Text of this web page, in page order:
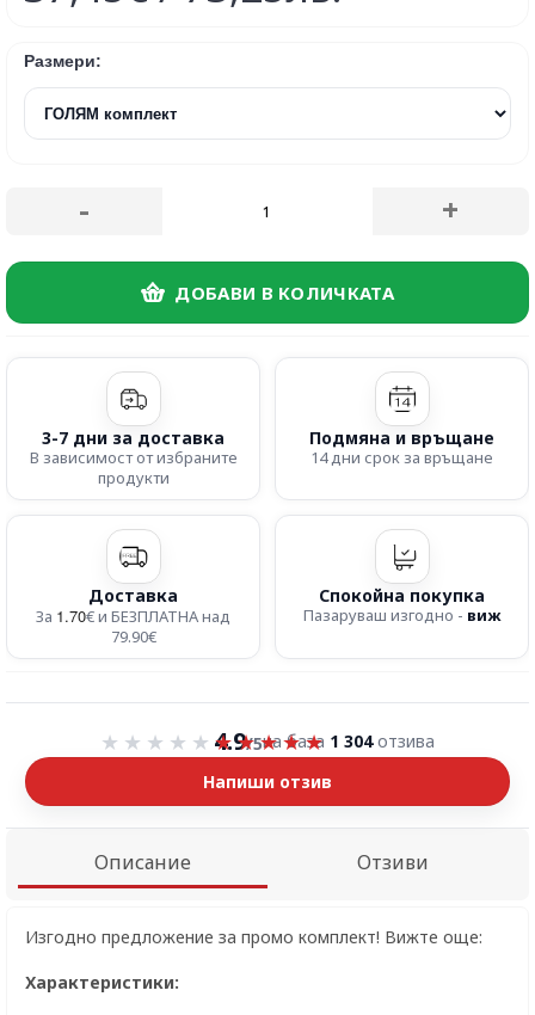
Размери:
- +
ДОБАВИ В КОЛИЧКАТА
3-7 дни за доставка
В зависимост от избраните
продукти
Подмяна и връщане
14 дни срок за връщане
Доставка
За 1.70€ и БЕЗПЛАТНА над
79.90€
Спокойна покупка
Пазаруваш изгодно - виж
Оценка 4.9 от 5
4.9/5на база 1 304отзива
Напиши отзив
Описание Отзиви
Изгодно предложение за промо комплект! Вижте още:
Характеристики: